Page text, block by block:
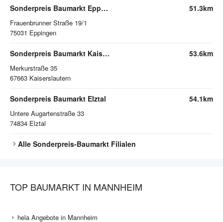
Sonderpreis Baumarkt Eppingen
Frauenbrunner Straße 19/1
75031 Eppingen
51.3km
Sonderpreis Baumarkt Kaiserslautern
Merkurstraße 35
67663 Kaiserslautern
53.6km
Sonderpreis Baumarkt Elztal
Untere Augartenstraße 33
74834 Elztal
54.1km
Alle Sonderpreis-Baumarkt Filialen
TOP BAUMARKT IN MANNHEIM
hela Angebote in Mannheim